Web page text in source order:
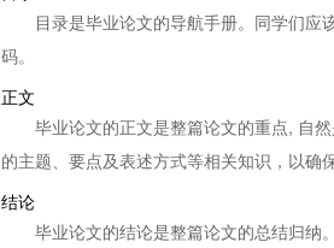
目录是毕业论文的导航手册。同学们
码。
正文
毕业论文的正文是整篇论文的重点, 自
的主题、要点及表述方式等相关知识，以确
结论
毕业论文的结论是整篇论文的总结归纳